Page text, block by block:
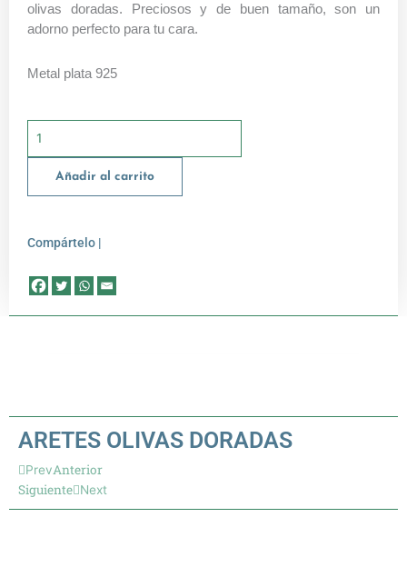
olivas doradas. Preciosos y de buen tamaño, son un
adorno perfecto para tu cara.
Metal plata 925
Añadir al carrito
Compártelo |
ARETES OLIVAS DORADAS
PrevAnterior
Siguiente Next